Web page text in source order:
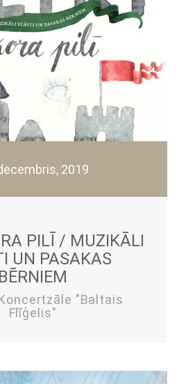
2019
PILĪ / MUZIKĀLI
UN PASAKAS
BĒRNIEM
"Baltais
Flīģelis"